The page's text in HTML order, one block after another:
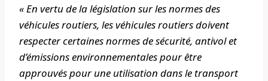
« En vertu de la législation sur les normes des
véhicules routiers, les véhicules routiers doivent
respecter certaines normes de sécurité, antivol et
d’émissions environnementales pour être
approuvés pour une utilisation dans le transport